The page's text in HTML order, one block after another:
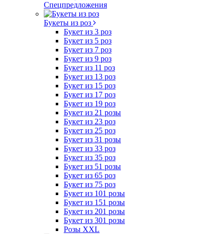
Спецпредложения
Букеты из роз
Букет из 3 роз
Букет из 5 роз
Букет из 7 роз
Букет из 9 роз
Букет из 11 роз
Букет из 13 роз
Букет из 15 роз
Букет из 17 роз
Букет из 19 роз
Букет из 21 розы
Букет из 23 роз
Букет из 25 роз
Букет из 31 розы
Букет из 33 роз
Букет из 35 роз
Букет из 51 розы
Букет из 65 роз
Букет из 75 роз
Букет из 101 розы
Букет из 151 розы
Букет из 201 розы
Букет из 301 розы
Розы XXL